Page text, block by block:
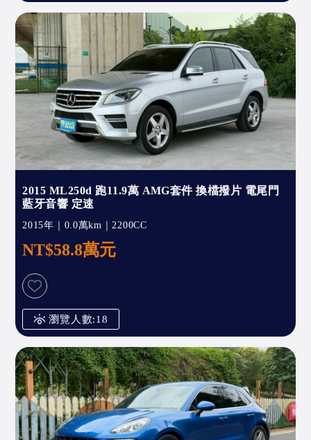
2015 ML250d 跑11.9萬 AMG套件 換檔撥片 電尾門
藍牙音響 定速
2015年｜0.0萬km｜2200CC
NT$58.8萬元
瀏覽人數:18